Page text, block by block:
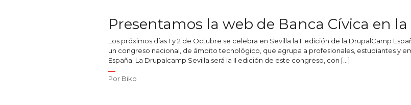
Presentamos la web de Banca Cívica en la
Los próximos días 1 y 2 de Octubre se celebra en Sevilla la II edición de la DrupalCamp
un congreso nacional, de ámbito tecnológico, que agrupa a profesionales, estudiantes y
España. La Drupalcamp Sevilla será la II edición de este congreso, con […]
Por Biko